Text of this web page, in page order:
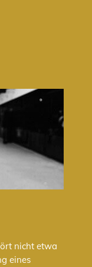
nicht etwa
eines